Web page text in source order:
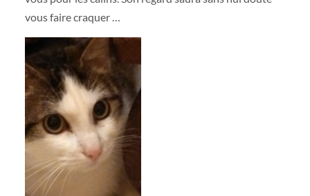
vous faire craquer …